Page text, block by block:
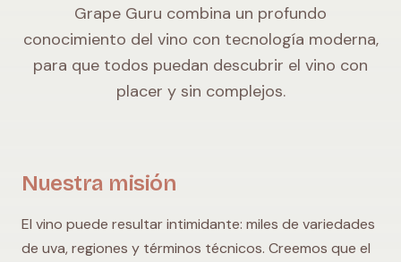
Grape Guru combina un profundo
conocimiento del vino con tecnología moderna,
para que todos puedan descubrir el vino con
placer y sin complejos.
Nuestra misión
El vino puede resultar intimidante: miles de variedades
de uva, regiones y términos técnicos. Creemos que el